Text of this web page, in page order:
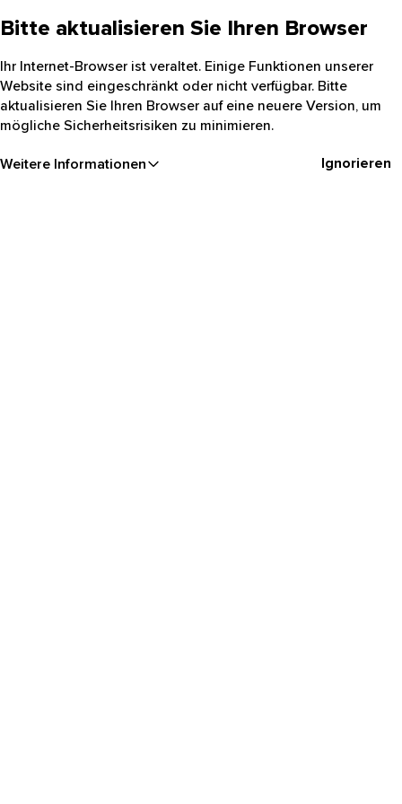
Bitte aktualisieren Sie Ihren Browser
Ihr Internet-Browser ist veraltet. Einige Funktionen unserer
Website sind eingeschränkt oder nicht verfügbar. Bitte
aktualisieren Sie Ihren Browser auf eine neuere Version, um
mögliche Sicherheitsrisiken zu minimieren.
Weitere Informationen Ignorieren